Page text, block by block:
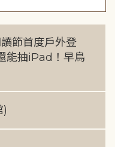
節首度戶外登
能抽iPad！早鳥
)